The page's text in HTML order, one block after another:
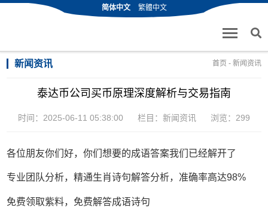
简体中文 繁體中文
新闻资讯 首页 - 新闻资讯
泰达币公司买币原理深度解析与交易指南
时间：2025-06-11 05:38:00 栏目： 新闻资讯 浏览：299
各位朋友你们好，你们想要的成语答案我们已经解开了
专业团队分析，精通生肖诗句解答分析，准确率高达98%
免费领取紫料，免费解答成语诗句